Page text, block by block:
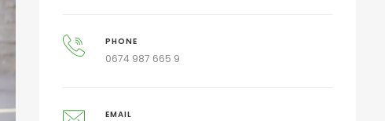
PHONE
0674 987 665 9
EMAIL